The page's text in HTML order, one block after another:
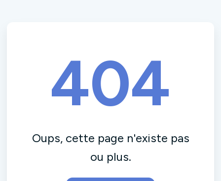
404
Oups, cette page n'existe pas
ou plus.